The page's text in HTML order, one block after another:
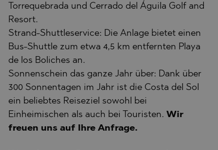
Torrequebrada und Cerrado del Águila Golf and
Resort.
Strand-Shuttleservice: Die Anlage bietet einen
Bus-Shuttle zum etwa 4,5 km entfernten Playa
de los Boliches an.
Sonnenschein das ganze Jahr über: Dank über
300 Sonnentagen im Jahr ist die Costa del Sol
ein beliebtes Reiseziel sowohl bei
Einheimischen als auch bei Touristen. Wir
freuen uns auf Ihre Anfrage.